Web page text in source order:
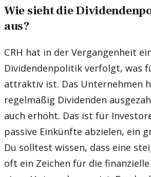
Wie sieht die
aus?
CRH hat in der Vergangenheit
Dividendenpolitik verfolgt, was
attraktiv ist. Das Unternehmen
regelmäßig Dividenden
auch erhöht. Das ist für
passive Einkünfte abzielen, ein
Du solltest wissen, dass eine
oft ein Zeichen für die